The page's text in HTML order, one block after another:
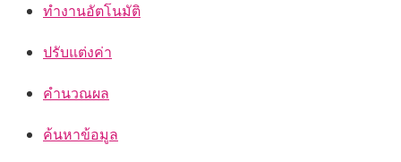
ทำงานอัตโนมัติ
ปรับแต่งค่า
คำนวณผล
ค้นหาข้อมูล